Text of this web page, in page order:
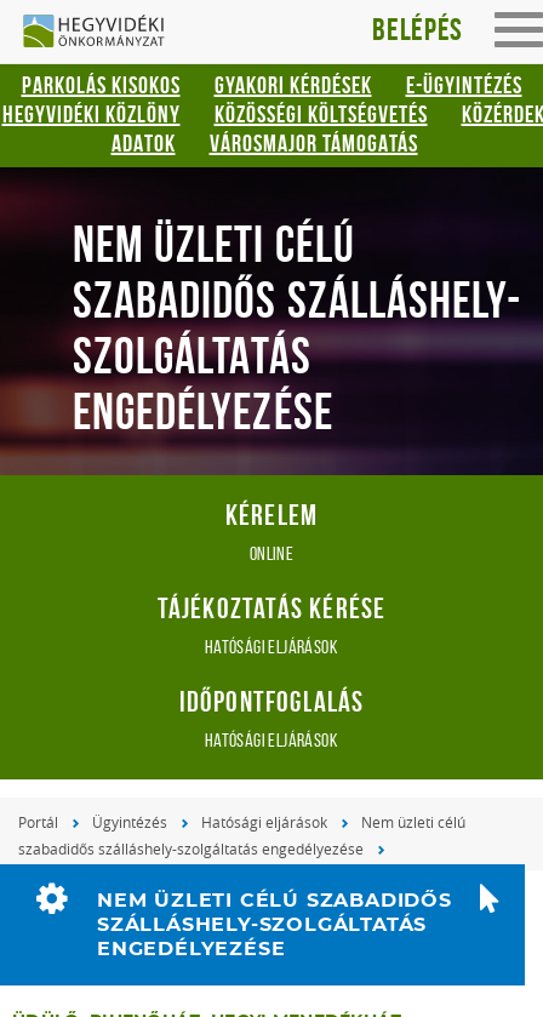
Gyorsbillentyűk
listája
Keresés:
"S"
Bejelentkezés:
Hegyvidéki
Önkormányzat
Belépés
PARKOLÁS KISOKOS GYAKORI KÉRDÉSEK
E-ÜGYINTÉZÉS
HEGYVIDÉKI KÖZLÖNY
KÖZÖSSÉGI KÖLTSÉGVETÉS
ADATOK
VÁROSMAJOR TÁMOGATÁS
NEM ÜZLETI CÉLÚ
SZABADIDŐS SZÁLLÁSHELY-
SZOLGÁLTATÁS
ENGEDÉLYEZÉSE
Kérelem
online
Tájékoztatás kérése
Hatósági eljárások
Időpontfoglalás
Hatósági eljárások
Portál Ügyintézés Hatósági eljárások
Nem üzleti célú
szabadidős szálláshely-szolgáltatás engedélyezése
NEM ÜZLETI CÉLÚ SZABADIDŐS
SZÁLLÁSHELY-SZOLGÁLTATÁS
ENGEDÉLYEZÉSE